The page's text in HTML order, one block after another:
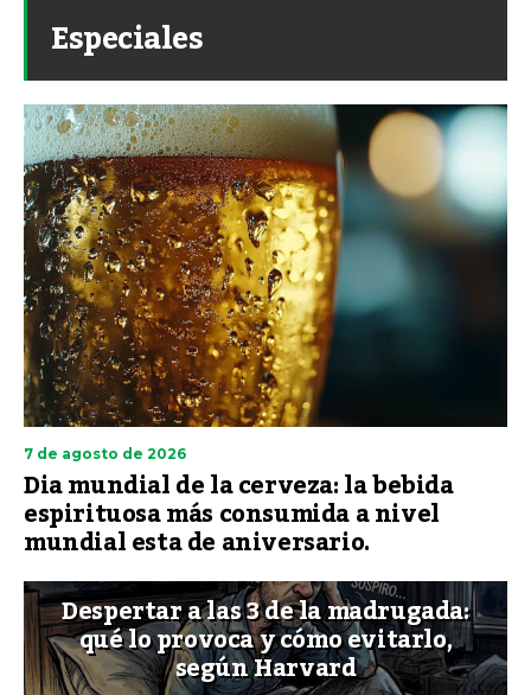
Especiales
7 de agosto de 2026
Dia mundial de la cerveza: la bebida
espirituosa más consumida a nivel
mundial esta de aniversario.
Despertar a las 3 de la madrugada:
qué lo provoca y cómo evitarlo,
según Harvard